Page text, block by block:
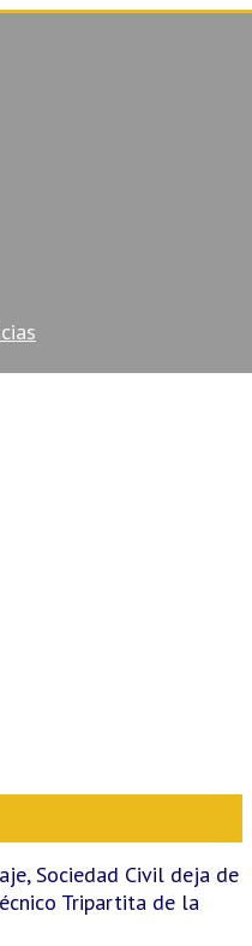
Sociedad Civil deja de
Tripartita de la